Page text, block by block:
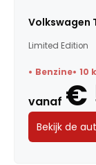
Volkswagen
Limited Edition
Benzine 10
vanaf €
Bekijk de